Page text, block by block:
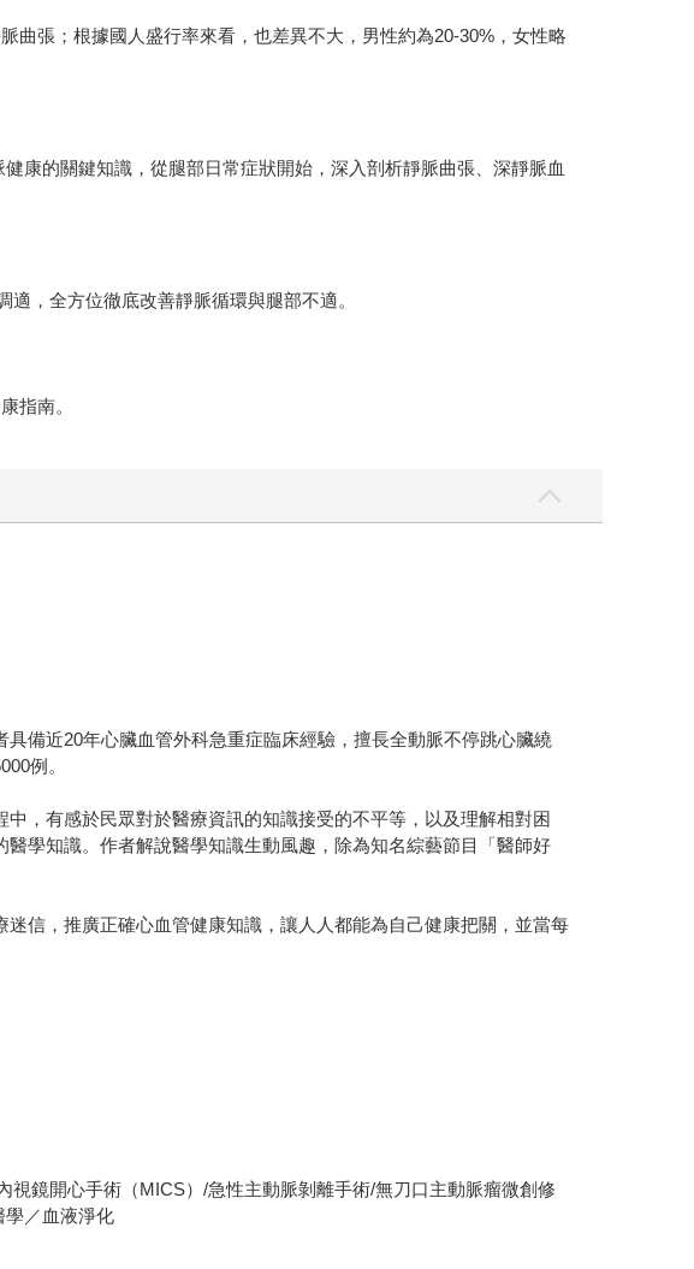
曲張；根據國人盛行率來看，也差異不大，男性約為20-30%，女性略
康的關鍵知識，從腿部日常症狀開始，深入剖析靜脈曲張、深靜脈血
，全方位徹底改善靜脈循環與腿部不適。
指南。
備近20年心臟血管外科急重症臨床經驗，擅長全動脈不停跳心臟繞
例。
，有感於民眾對於醫療資訊的知識接受的不平等，以及理解相對困
學知識。作者解說醫學知識生動風趣，除為知名綜藝節目「醫師好
信，推廣正確心血管健康知識，讓人人都能為自己健康把關，並當每
鏡開心手術（MICS）/急性主動脈剝離手術/無刀口主動脈瘤微創修
學／血液淨化